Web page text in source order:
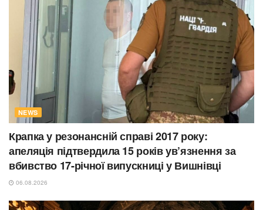
NEWS
Крапка у резонансній справі 2017 року:
апеляція підтвердила 15 років ув’язнення за
вбивство 17-річної випускниці у Вишнівці
06.08.2026